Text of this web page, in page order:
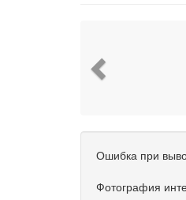
Ошибка при
Фотография